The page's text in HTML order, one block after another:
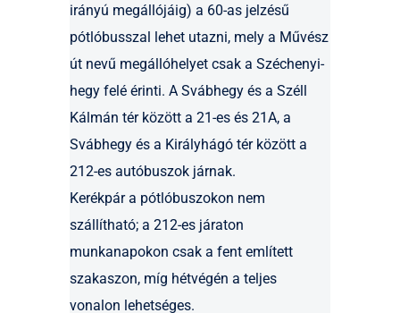
irányú megállójáig) a 60-as jelzésű
pótlóbusszal lehet utazni, mely a Művész
út nevű megállóhelyet csak a Széchenyi-
hegy felé érinti. A Svábhegy és a Széll
Kálmán tér között a 21-es és 21A, a
Svábhegy és a Királyhágó tér között a
212-es autóbuszok járnak.
Kerékpár a pótlóbuszokon nem
szállítható; a 212-es járaton
munkanapokon csak a fent említett
szakaszon, míg hétvégén a teljes
vonalon lehetséges.